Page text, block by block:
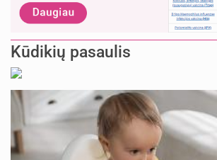
Kūdikių pasaulis